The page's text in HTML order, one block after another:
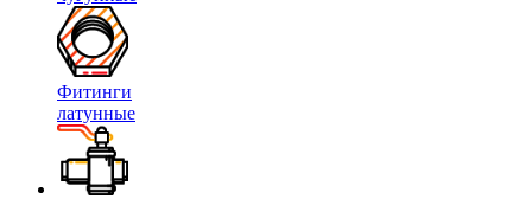
Фитинги
латунные